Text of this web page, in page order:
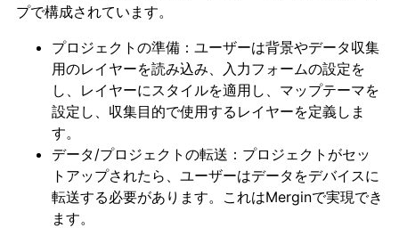
プで構成されています。
プロジェクトの準備：ユーザーは背景やデータ収集
用のレイヤーを読み込み、入力フォームの設定を
し、レイヤーにスタイルを適用し、マップテーマを
設定し、収集目的で使用するレイヤーを定義しま
す。
データ/プロジェクトの転送：プロジェクトがセッ
トアップされたら、ユーザーはデータをデバイスに
転送する必要があります。これはMerginで実現でき
ます。